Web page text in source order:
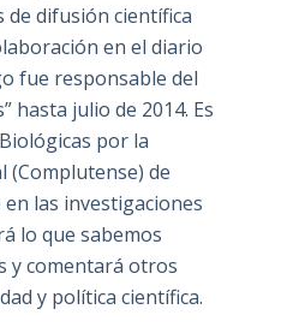
de difusión científica
en el diario
fue responsable del
hasta julio de 2014. Es
por la
(Complutense) de
las investigaciones
lo que sabemos
y comentará otros
y política científica.